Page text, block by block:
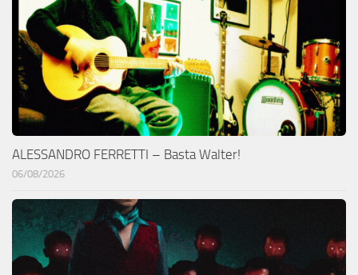
ALESSANDRO FERRETTI – Basta Walter!
06/08/2026